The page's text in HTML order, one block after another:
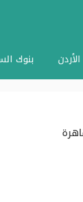
بنوك